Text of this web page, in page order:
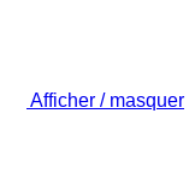
Afficher / masquer